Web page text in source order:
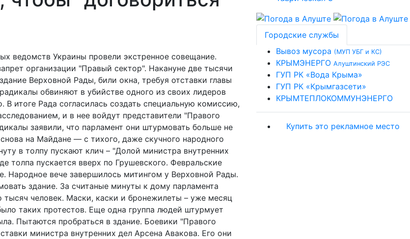
ведомств Украины провели экстренное совещание.
организации "Правый сектор". Накануне две тысячи
Верховной Рады, били окна, требуя отставки главы
обвиняют в убийстве одного из своих лидеров
В итоге Рада согласилась создать специальную комиссию,
и в нее войдут представители "Правого
заявили, что парламент они штурмовать больше не
на Майдане — с тихого, даже скучного народного
в толпу пускают клич – "Долой министра внутренних
толпа пускается вверх по Грушевского. Февральские
Народное вече завершилось митингом у Верховной Рады.
здание. За считаные минуты к дому парламента
тысяч человек. Маски, каски и бронежилеты – уже месяц
таких протестов. Еще одна группа людей штурмует
Пытаются пробраться в здание. Боевики "Правого
министра внутренних дел Арсена Авакова. Его они
Городские службы
Вывоз мусора (МУП УБГ и КС)
КРЫМЭНЕРГО Алуштинский РЭС
ГУП РК «Вода Крыма»
ГУП РК «Крымгазсети»
КРЫМТЕПЛОКОММУНЭНЕРГО
Купить это рекламное место